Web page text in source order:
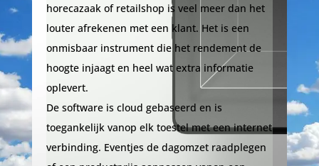
horecazaak of retailshop is veel meer dan het
louter afrekenen met een klant. Het is een
onmisbaar instrument die het rendement de
hoogte injaagt en heel wat extra informatie
oplevert.
De software is cloud gebaseerd en is
toegankelijk vanop elk toestel met een internet
verbinding. Eventjes de dagomzet raadplegen